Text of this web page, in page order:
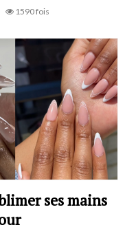
1590 fois
ses mains